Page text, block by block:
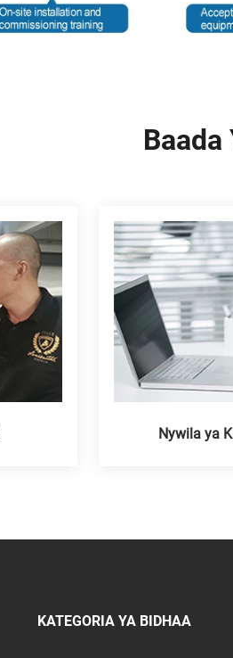
Baada
Nywila ya
KATEGORIA YA BIDHAA